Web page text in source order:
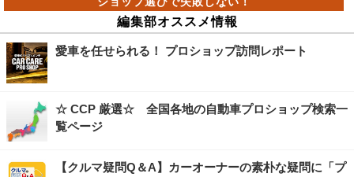
編集部オススメ情報
愛車を任せられる！ プロショップ訪問レポート
☆ CCP 厳選☆ 全国各地の自動車プロショップ検索一
覧ページ
【クルマ疑問Q＆A】カーオーナーの素朴な疑問に「プ